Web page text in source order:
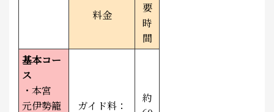
料金
要
時
間
基本コー
ス
・本宮
元伊勢籠
ガイド料：
約